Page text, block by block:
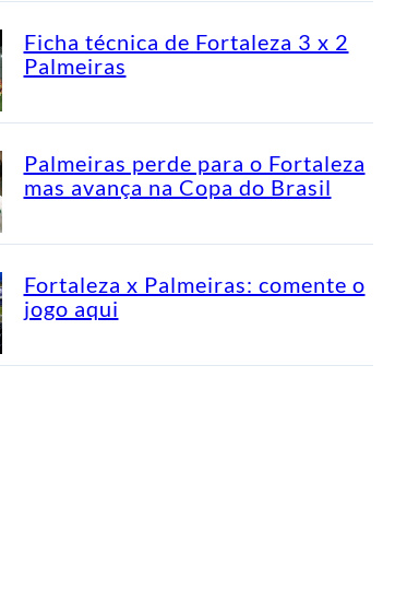
Ficha técnica de Fortaleza 3 x 2
Palmeiras
Palmeiras perde para o Fortaleza
mas avança na Copa do Brasil
Fortaleza x Palmeiras: comente o
jogo aqui